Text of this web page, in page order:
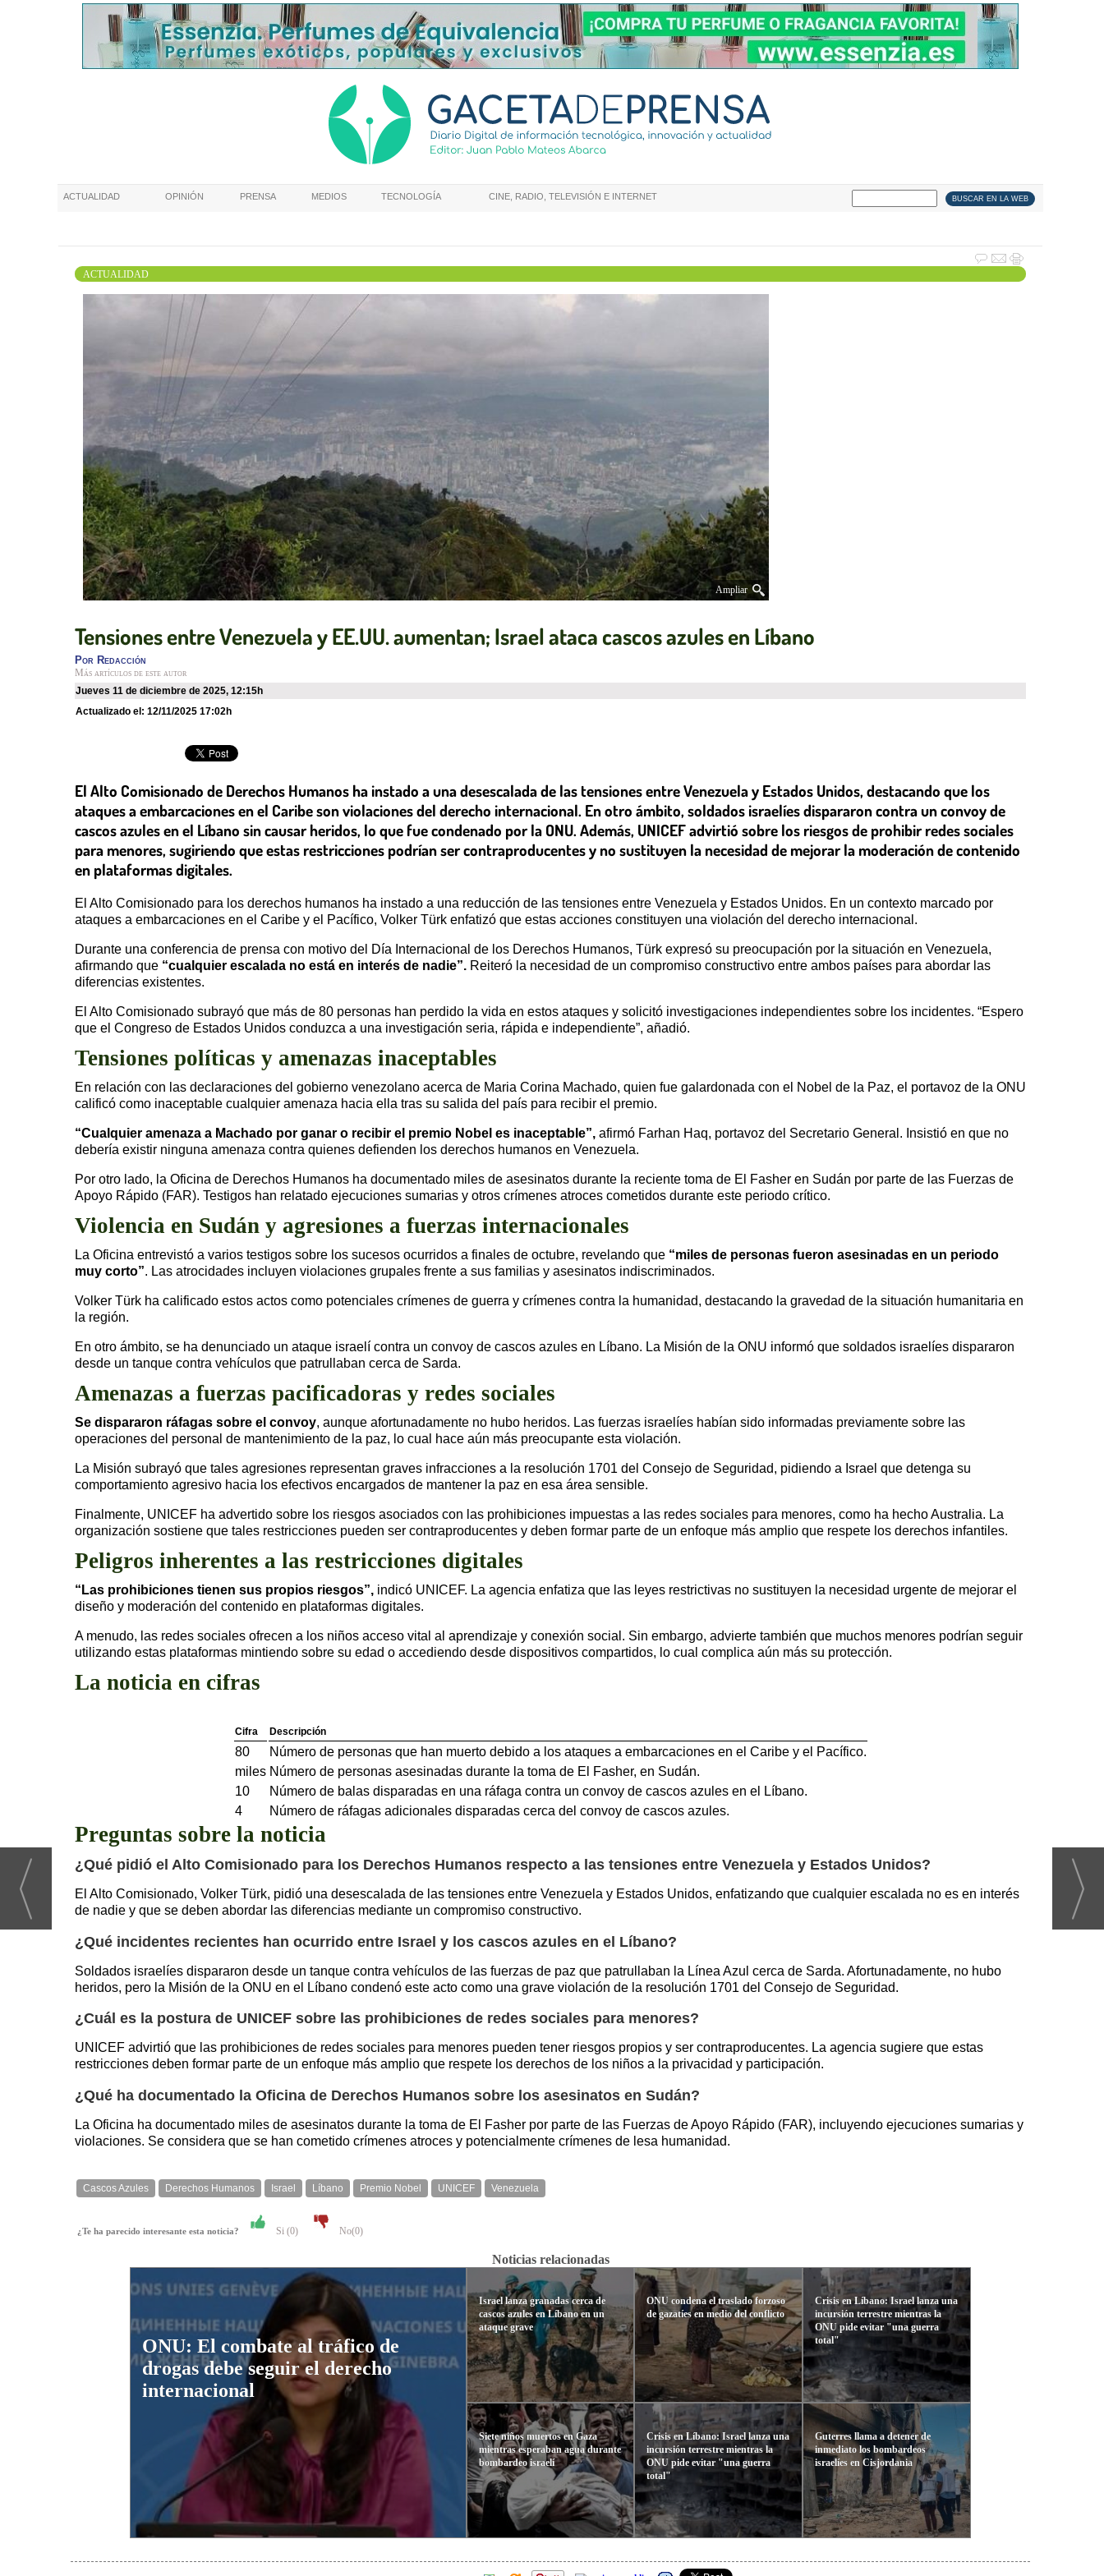
ACTUALIDAD OPINIÓN PRENSA MEDIOS TECNOLOGÍA CINE, RADIO, TELEVISIÓN E INTERNET
ACTUALIDAD
Ampliar
Tensiones entre Venezuela y EE.UU. aumentan; Israel ataca cascos azules en Líbano
Por Redacción
Más artículos de este autor
jueves 11 de diciembre de 2025, 12:15h
Actualizado el: 12/11/2025 17:02h
El Alto Comisionado de Derechos Humanos ha instado a una desescalada de las tensiones entre Venezuela y Estados Unidos, destacando que los
ataques a embarcaciones en el Caribe son violaciones del derecho internacional. En otro ámbito, soldados israelíes dispararon contra un convoy de
cascos azules en el Líbano sin causar heridos, lo que fue condenado por la ONU. Además, UNICEF advirtió sobre los riesgos de prohibir redes sociales
para menores, sugiriendo que estas restricciones podrían ser contraproducentes y no sustituyen la necesidad de mejorar la moderación de contenido
en plataformas digitales.
El Alto Comisionado para los derechos humanos ha instado a una reducción de las tensiones entre Venezuela y Estados Unidos. En un contexto marcado por
ataques a embarcaciones en el Caribe y el Pacífico, Volker Türk enfatizó que estas acciones constituyen una violación del derecho internacional.
Durante una conferencia de prensa con motivo del Día Internacional de los Derechos Humanos, Türk expresó su preocupación por la situación en Venezuela,
afirmando que “cualquier escalada no está en interés de nadie”. Reiteró la necesidad de un compromiso constructivo entre ambos países para abordar las
diferencias existentes.
El Alto Comisionado subrayó que más de 80 personas han perdido la vida en estos ataques y solicitó investigaciones independientes sobre los incidentes. “Espero
que el Congreso de Estados Unidos conduzca a una investigación seria, rápida e independiente”, añadió.
Tensiones políticas y amenazas inaceptables
En relación con las declaraciones del gobierno venezolano acerca de Maria Corina Machado, quien fue galardonada con el Nobel de la Paz, el portavoz de la ONU
calificó como inaceptable cualquier amenaza hacia ella tras su salida del país para recibir el premio.
“Cualquier amenaza a Machado por ganar o recibir el premio Nobel es inaceptable”, afirmó Farhan Haq, portavoz del Secretario General. Insistió en que no
debería existir ninguna amenaza contra quienes defienden los derechos humanos en Venezuela.
Por otro lado, la Oficina de Derechos Humanos ha documentado miles de asesinatos durante la reciente toma de El Fasher en Sudán por parte de las Fuerzas de
Apoyo Rápido (FAR). Testigos han relatado ejecuciones sumarias y otros crímenes atroces cometidos durante este periodo crítico.
Violencia en Sudán y agresiones a fuerzas internacionales
La Oficina entrevistó a varios testigos sobre los sucesos ocurridos a finales de octubre, revelando que “miles de personas fueron asesinadas en un periodo
muy corto”. Las atrocidades incluyen violaciones grupales frente a sus familias y asesinatos indiscriminados.
Volker Türk ha calificado estos actos como potenciales crímenes de guerra y crímenes contra la humanidad, destacando la gravedad de la situación humanitaria en
la región.
En otro ámbito, se ha denunciado un ataque israelí contra un convoy de cascos azules en Líbano. La Misión de la ONU informó que soldados israelíes dispararon
desde un tanque contra vehículos que patrullaban cerca de Sarda.
Amenazas a fuerzas pacificadoras y redes sociales
Se dispararon ráfagas sobre el convoy, aunque afortunadamente no hubo heridos. Las fuerzas israelíes habían sido informadas previamente sobre las
operaciones del personal de mantenimiento de la paz, lo cual hace aún más preocupante esta violación.
La Misión subrayó que tales agresiones representan graves infracciones a la resolución 1701 del Consejo de Seguridad, pidiendo a Israel que detenga su
comportamiento agresivo hacia los efectivos encargados de mantener la paz en esa área sensible.
Finalmente, UNICEF ha advertido sobre los riesgos asociados con las prohibiciones impuestas a las redes sociales para menores, como ha hecho Australia. La
organización sostiene que tales restricciones pueden ser contraproducentes y deben formar parte de un enfoque más amplio que respete los derechos infantiles.
Peligros inherentes a las restricciones digitales
“Las prohibiciones tienen sus propios riesgos”, indicó UNICEF. La agencia enfatiza que las leyes restrictivas no sustituyen la necesidad urgente de mejorar el
diseño y moderación del contenido en plataformas digitales.
A menudo, las redes sociales ofrecen a los niños acceso vital al aprendizaje y conexión social. Sin embargo, advierte también que muchos menores podrían seguir
utilizando estas plataformas mintiendo sobre su edad o accediendo desde dispositivos compartidos, lo cual complica aún más su protección.
La noticia en cifras
Cifra Descripción
80
Número de personas que han muerto debido a los ataques a embarcaciones en el Caribe y el Pacífico.
miles Número de personas asesinadas durante la toma de El Fasher, en Sudán.
10
Número de balas disparadas en una ráfaga contra un convoy de cascos azules en el Líbano.
4
Número de ráfagas adicionales disparadas cerca del convoy de cascos azules.
Preguntas sobre la noticia
¿Qué pidió el Alto Comisionado para los Derechos Humanos respecto a las tensiones entre Venezuela y Estados Unidos?
El Alto Comisionado, Volker Türk, pidió una desescalada de las tensiones entre Venezuela y Estados Unidos, enfatizando que cualquier escalada no es en interés
de nadie y que se deben abordar las diferencias mediante un compromiso constructivo.
¿Qué incidentes recientes han ocurrido entre Israel y los cascos azules en el Líbano?
Soldados israelíes dispararon desde un tanque contra vehículos de las fuerzas de paz que patrullaban la Línea Azul cerca de Sarda. Afortunadamente, no hubo
heridos, pero la Misión de la ONU en el Líbano condenó este acto como una grave violación de la resolución 1701 del Consejo de Seguridad.
¿Cuál es la postura de UNICEF sobre las prohibiciones de redes sociales para menores?
UNICEF advirtió que las prohibiciones de redes sociales para menores pueden tener riesgos propios y ser contraproducentes. La agencia sugiere que estas
restricciones deben formar parte de un enfoque más amplio que respete los derechos de los niños a la privacidad y participación.
¿Qué ha documentado la Oficina de Derechos Humanos sobre los asesinatos en Sudán?
La Oficina ha documentado miles de asesinatos durante la toma de El Fasher por parte de las Fuerzas de Apoyo Rápido (FAR), incluyendo ejecuciones sumarias y
violaciones. Se considera que se han cometido crímenes atroces y potencialmente crímenes de lesa humanidad.
Cascos Azules Derechos Humanos Israel Líbano Premio Nobel UNICEF Venezuela
¿Te ha parecido interesante esta noticia? Si (0) No(0)
Noticias relacionadas
ONU: El combate al tráfico de
drogas debe seguir el derecho
internacional
Israel lanza granadas cerca de
cascos azules en Líbano en un
ataque grave
Siete niños muertos en Gaza
mientras esperaban agua durante
bombardeo israelí
ONU condena el traslado forzoso
de gazatíes en medio del conflicto
Crisis en Líbano: Israel lanza una
incursión terrestre mientras la
ONU pide evitar "una guerra
total"
Crisis en Líbano: Israel lanza una
incursión terrestre mientras la
ONU pide evitar "una guerra
total"
Guterres llama a detener de
inmediato los bombardeos
israelíes en Cisjordania